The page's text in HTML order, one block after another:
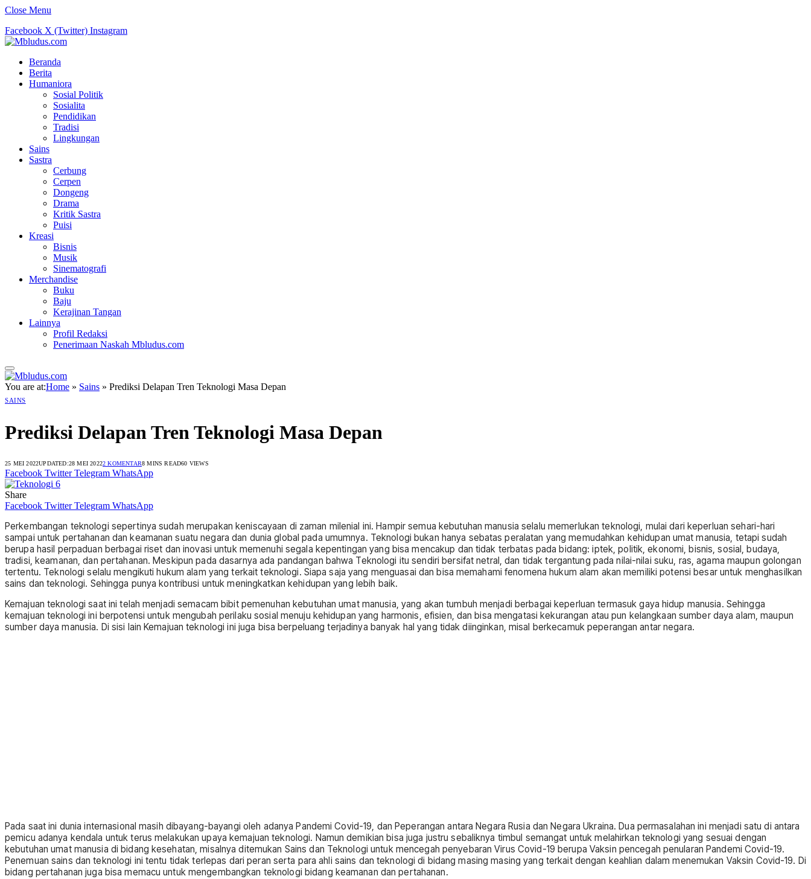
Close Menu
Facebook X (Twitter) Instagram
Beranda
Berita
Humaniora
Sosial Politik
Sosialita
Pendidikan
Tradisi
Lingkungan
Sains
Sastra
Cerbung
Cerpen
Dongeng
Drama
Kritik Sastra
Puisi
Kreasi
Bisnis
Musik
Sinematografi
Merchandise
Buku
Baju
Kerajinan Tangan
Lainnya
Profil Redaksi
Penerimaan Naskah Mbludus.com
You are at:Home » Sains » Prediksi Delapan Tren Teknologi Masa Depan
SAINS
Prediksi Delapan Tren Teknologi Masa Depan
25 MEI 2022UPDATED:28 MEI 20222 KOMENTAR8 MINS READ60 VIEWS
Facebook Twitter Telegram WhatsApp
Share
Facebook Twitter Telegram WhatsApp
Perkembangan teknologi sepertinya sudah merupakan keniscayaan di zaman milenial ini. Hampir semua kebutuhan manusia selalu memerlukan teknologi, mulai dari keperluan sehari-hari
sampai untuk pertahanan dan keamanan suatu negara dan dunia global pada umumnya. Teknologi bukan hanya sebatas peralatan yang memudahkan kehidupan umat manusia, tetapi sudah
berupa hasil perpaduan berbagai riset dan inovasi untuk memenuhi segala kepentingan yang bisa mencakup dan tidak terbatas pada bidang: iptek, politik, ekonomi, bisnis, sosial, budaya,
tradisi, keamanan, dan pertahanan. Meskipun pada dasarnya ada pandangan bahwa Teknologi itu sendiri bersifat netral, dan tidak tergantung pada nilai-nilai suku, ras, agama maupun golongan
tertentu. Teknologi selalu mengikuti hukum alam yang terkait teknologi. Siapa saja yang menguasai dan bisa memahami fenomena hukum alam akan memiliki potensi besar untuk menghasilkan
sains dan teknologi. Sehingga punya kontribusi untuk meningkatkan kehidupan yang lebih baik.
Kemajuan teknologi saat ini telah menjadi semacam bibit pemenuhan kebutuhan umat manusia, yang akan tumbuh menjadi berbagai keperluan termasuk gaya hidup manusia. Sehingga
kemajuan teknologi ini berpotensi untuk mengubah perilaku sosial menuju kehidupan yang harmonis, efisien, dan bisa mengatasi kekurangan atau pun kelangkaan sumber daya alam, maupun
sumber daya manusia. Di sisi lain Kemajuan teknologi ini juga bisa berpeluang terjadinya banyak hal yang tidak diinginkan, misal berkecamuk peperangan antar negara.
Pada saat ini dunia internasional masih dibayang-bayangi oleh adanya Pandemi Covid-19, dan Peperangan antara Negara Rusia dan Negara Ukraina. Dua permasalahan ini menjadi satu di antara
pemicu adanya kendala untuk terus melakukan upaya kemajuan teknologi. Namun demikian bisa juga justru sebaliknya timbul semangat untuk melahirkan teknologi yang sesuai dengan
kebutuhan umat manusia di bidang kesehatan, misalnya ditemukan Sains dan Teknologi untuk mencegah penyebaran Virus Covid-19 berupa Vaksin pencegah penularan Pandemi Covid-19.
Penemuan sains dan teknologi ini tentu tidak terlepas dari peran serta para ahli sains dan teknologi di bidang masing masing yang terkait dengan keahlian dalam menemukan Vaksin Covid-19. Di
bidang pertahanan juga bisa memacu untuk mengembangkan teknologi bidang keamanan dan pertahanan.